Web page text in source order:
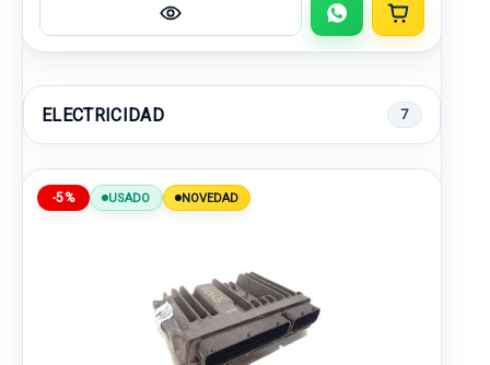
ELECTRICIDAD 7
-5% USADO NOVEDAD